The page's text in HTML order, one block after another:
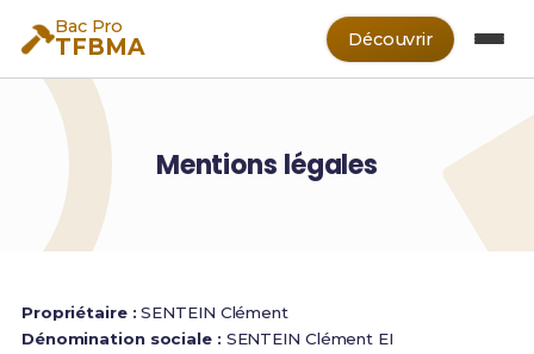
Bac Pro
TFBMA Découvrir
Mentions légales
Propriétaire :SENTEIN Clément
Dénomination sociale : SENTEIN Clément EI